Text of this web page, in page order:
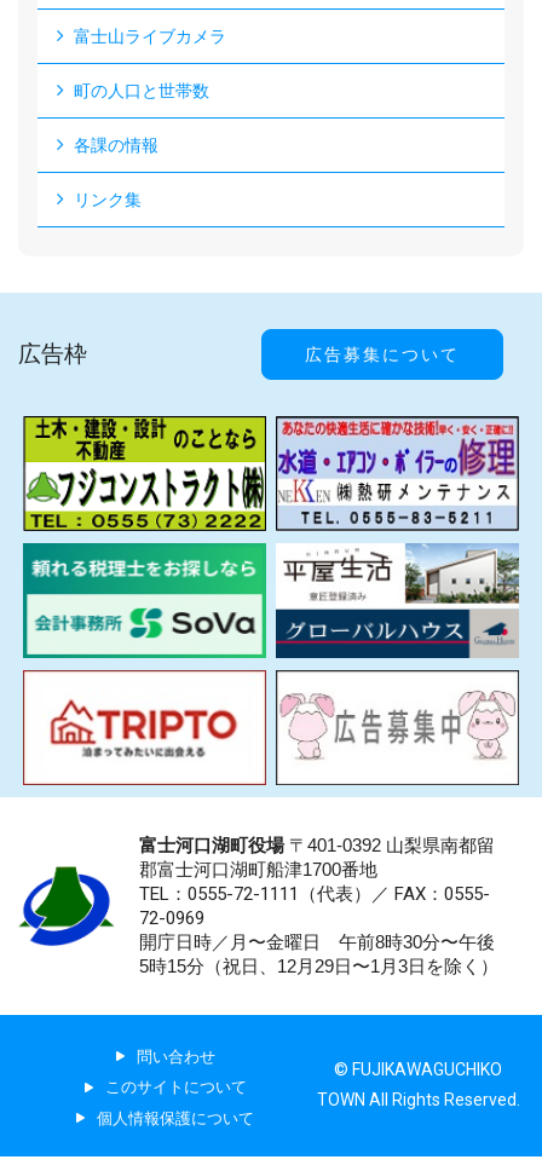
富士山ライブカメラ
町の人口と世帯数
各課の情報
リンク集
広告枠 広告募集について
富士河口湖町役場〒401-0392 山梨県南都留
郡富士河口湖町船津1700番地
TEL：0555-72-1111 （代表）／ FAX：0555-
72-0969
開庁日時／月〜金曜日 午前8時30分〜午後
5時15分（祝日、12月29日〜1月3日を除く）
問い合わせ
このサイトについて
個人情報保護について
© FUJIKAWAGUCHIKO
TOWN All Rights Reserved.